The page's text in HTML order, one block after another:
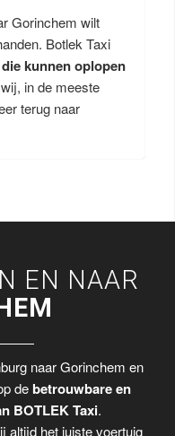
Gorinchem wilt
Botlek Taxi
kunnen oplopen
in de meeste
terug naar
EN NAAR
naar Gorinchem en
debetrouwbare en
BOTLEK Taxi.
altijd het juiste voertuig